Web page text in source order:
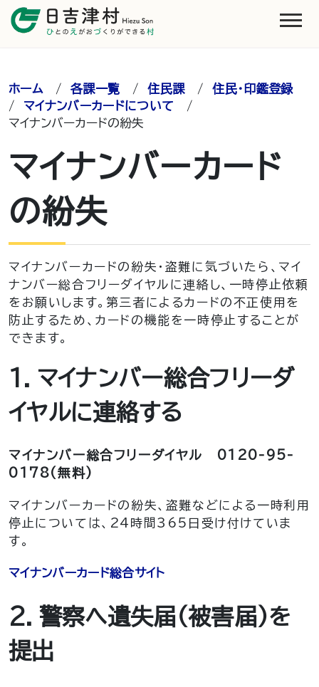
ホーム /各課一覧 /住民課/住民・印鑑登録
/ マイナンバーカードについて /
マイナンバーカードの紛失
マイナンバーカード
の紛失
マイナンバーカードの紛失・盗難に気づいたら、マイ
ナンバー総合フリーダイヤルに連絡し、一時停止依頼
をお願いします。第三者によるカードの不正使用を
防止するため、カードの機能を一時停止することが
できます。
1．マイナンバー総合フリーダ
イヤルに連絡する
マイナンバー総合フリーダイヤル 0120-95-
0178(無料)
マイナンバーカードの紛失、盗難などによる一時利用
停止については、24時間365日受け付けていま
す。
マイナンバーカード総合サイト
2．警察へ遺失届（被害届）を
提出